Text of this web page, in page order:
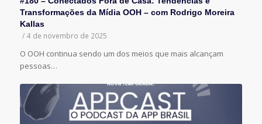
Transformações da Mídia OOH – com Rodrigo Moreira
Kallas
/ 4 de novembro de 2025
O OOH continua sendo um dos meios que mais alcançam
pessoas…